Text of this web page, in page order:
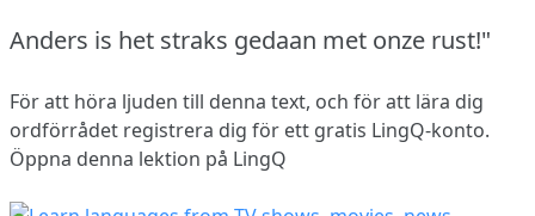
Anders is het straks gedaan met onze rust!"
För att höra ljuden till denna text, och för att lära dig
ordförrådet registrera dig för ett gratis LingQ-konto.
Öppna denna lektion på LingQ